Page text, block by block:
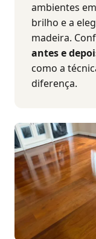
ambientes
brilho e a
madeira.
antes e
como a
diferença.